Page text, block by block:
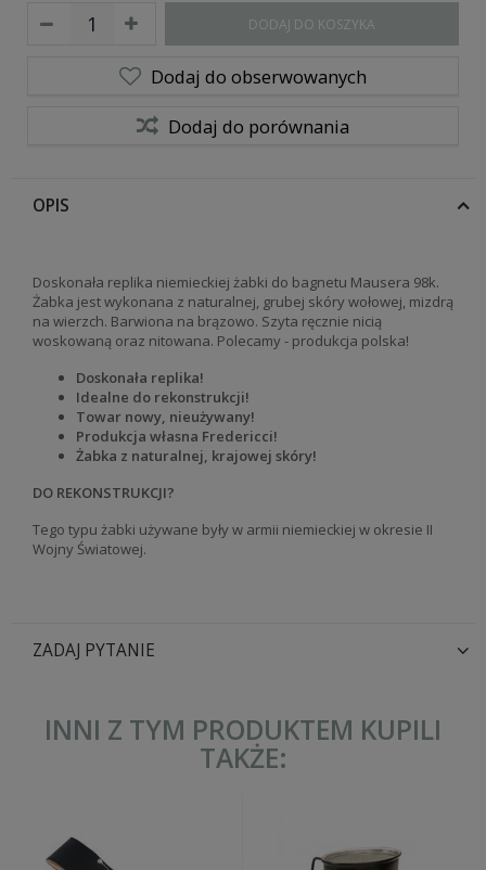
DODAJ DO KOSZYKA
Dodaj do obserwowanych
Dodaj do porównania
OPIS
Doskonała replika niemieckiej żabki do bagnetu Mausera 98k.
Żabka jest wykonana z naturalnej, grubej skóry wołowej, mizdrą
na wierzch. Barwiona na brązowo. Szyta ręcznie nicią
woskowaną oraz nitowana. Polecamy - produkcja polska!
Doskonała replika!
Idealne do rekonstrukcji!
Towar nowy, nieużywany!
Produkcja własna Fredericci!
Żabka z naturalnej, krajowej skóry!
DO REKONSTRUKCJI?
Tego typu żabki używane były w armii niemieckiej w okresie II
Wojny Światowej.
ZADAJ PYTANIE
INNI Z TYM PRODUKTEM KUPILI
TAKŻE: